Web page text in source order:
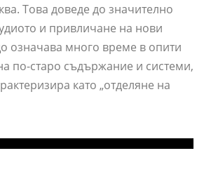
Това доведе до значително
и привличане на нови
означава много време в опити
по-старо съдържание и системи,
като „отделяне на